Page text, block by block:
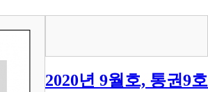
2020년 9월호, 통권9호